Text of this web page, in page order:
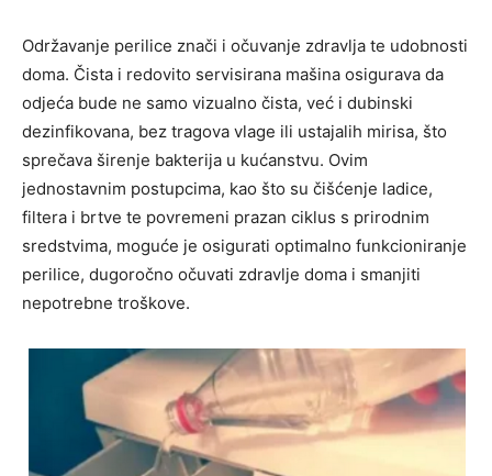
Održavanje perilice znači i očuvanje zdravlja te udobnosti
doma. Čista i redovito servisirana mašina osigurava da
odjeća bude ne samo vizualno čista, već i dubinski
dezinfikovana, bez tragova vlage ili ustajalih mirisa, što
sprečava širenje bakterija u kućanstvu. Ovim
jednostavnim postupcima, kao što su čišćenje ladice,
filtera i brtve te povremeni prazan ciklus s prirodnim
sredstvima, moguće je osigurati optimalno funkcioniranje
perilice, dugoročno očuvati zdravlje doma i smanjiti
nepotrebne troškove.